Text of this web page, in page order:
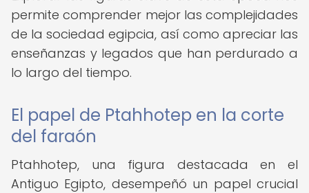
permite comprender mejor las complejidades
de la sociedad egipcia, así como apreciar las
enseñanzas y legados que han perdurado a
lo largo del tiempo.
El papel de Ptahhotep en la corte
del faraón
Ptahhotep, una figura destacada en el
Antiguo Egipto, desempeñó un papel crucial